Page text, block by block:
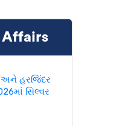
Affairs
અને હરજિંદર
સિલ્વર